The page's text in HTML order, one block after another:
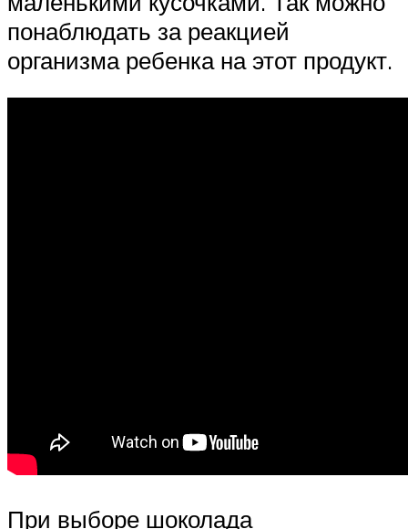
понаблюдать за реакцией
организма ребенка на этот продукт.
При выборе шоколада